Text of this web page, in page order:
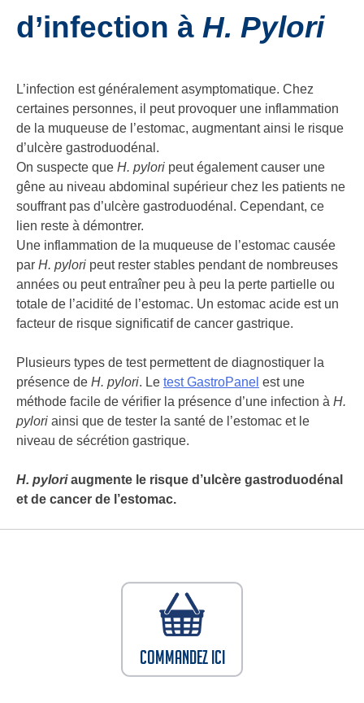
d’infection à H. Pylori
L’infection est généralement asymptomatique. Chez
certaines personnes, il peut provoquer une inflammation
de la muqueuse de l’estomac, augmentant ainsi le risque
d’ulcère gastroduodénal.
On suspecte que H. pylori peut également causer une
gêne au niveau abdominal supérieur chez les patients ne
souffrant pas d’ulcère gastroduodénal. Cependant, ce
lien reste à démontrer.
Une inflammation de la muqueuse de l’estomac causée
par H. pylori peut rester stables pendant de nombreuses
années ou peut entraîner peu à peu la perte partielle ou
totale de l’acidité de l’estomac. Un estomac acide est un
facteur de risque significatif de cancer gastrique.
Plusieurs types de test permettent de diagnostiquer la
présence de H. pylori. Le test GastroPanel est une
méthode facile de vérifier la présence d’une infection à H.
pylori ainsi que de tester la santé de l’estomac et le
niveau de sécrétion gastrique.
H. pyloriaugmente le risque d’ulcère gastroduodénal
et de cancer de l’estomac.
Commandez ici